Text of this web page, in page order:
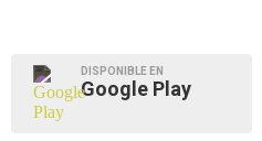
DISPONIBLE EN
Google Play